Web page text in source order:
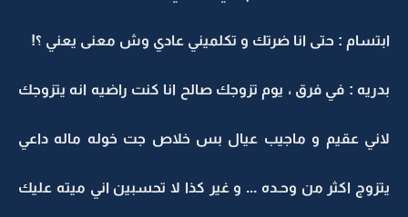
ابتسام : حتى انا ضرتك و تكلميني عادي وش معنى يعني ؟!
بدريه : في فرق ، يوم تزوجك صالح انا كنت راضيه انه يتزوجك
لاني عقيم و ماجيب عيال بس خلاص جت خوله ماله داعي
يتزوج اكثر من وحـده ... و غير كذا لا تحسبين اني ميته عليك